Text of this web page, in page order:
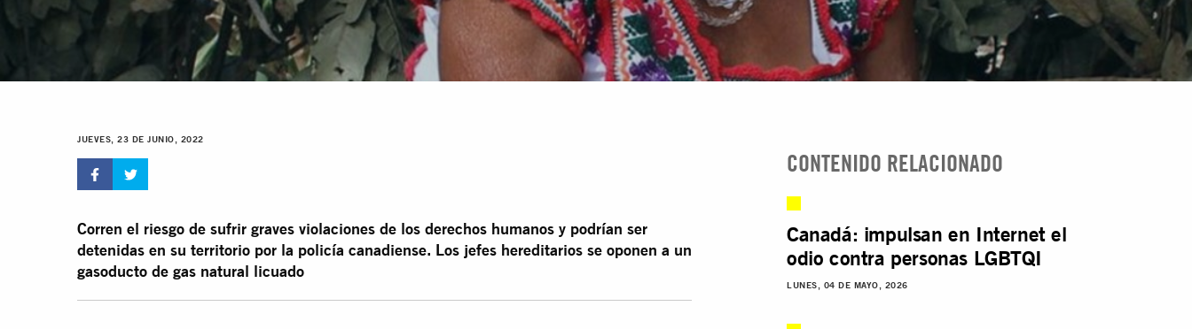
JUEVES, 23 DE JUNIO, 2022
Corren el riesgo de sufrir graves violaciones de los derechos humanos y podrían ser
detenidas en su territorio por la policía canadiense. Los jefes hereditarios se oponen a un
gasoducto de gas natural licuado
CONTENIDO RELACIONADO
Canadá: impulsan en Internet el
odio contra personas LGBTQI
LUNES, 04 DE MAYO, 2026